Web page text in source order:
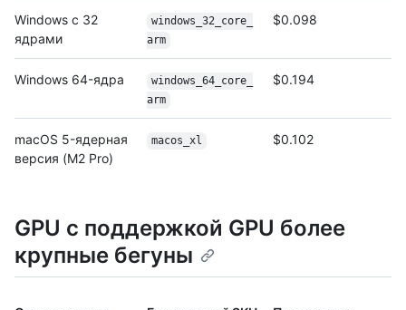
Windows с 32
ядрами
windows_32_core_
arm
$0.098
Windows 64-ядра
windows_64_core_
arm
$0.194
macOS 5-ядерная
версия (M2 Pro)
macos_xl $0.102
GPU с поддержкой GPU более
крупные бегуны